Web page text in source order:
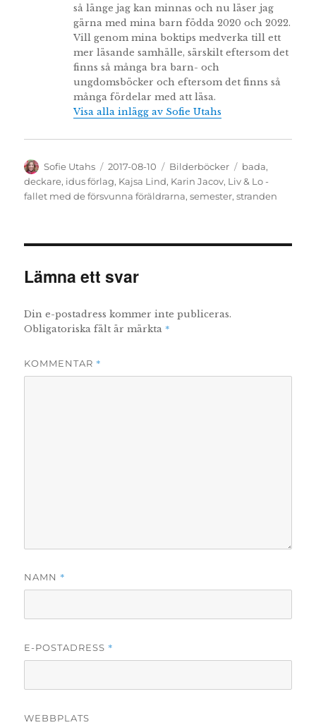
så länge jag kan minnas och nu läser jag
gärna med mina barn födda 2020 och 2022.
Vill genom mina boktips medverka till ett
mer läsande samhälle, särskilt eftersom det
finns så många bra barn- och
ungdomsböcker och eftersom det finns så
många fördelar med att läsa.
Visa alla inlägg av Sofie Utahs
Författare
Sofie Utahs
Publicerat
den
2017-08-10 Kategorier
Bilderböcker Etiketter
bada,
deckare, idus förlag, Kajsa Lind, Karin Jacov, Liv & Lo -
fallet med de försvunna föräldrarna,semester,stranden
Lämna ett svar
Din e-postadress kommer inte publiceras.
Obligatoriska fält är märkta *
KOMMENTAR *
NAMN *
E-POSTADRESS *
WEBBPLATS